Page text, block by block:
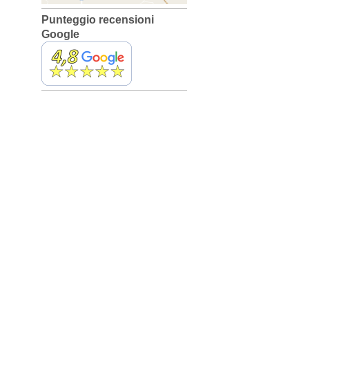
Punteggio recensioni
Google